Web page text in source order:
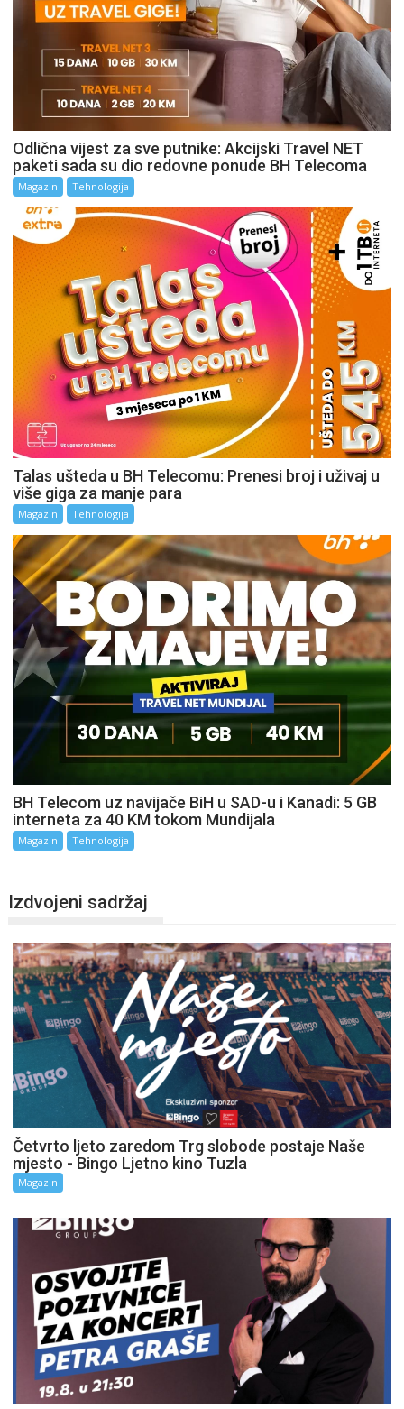
Odlična vijest za sve putnike: Akcijski Travel NET
paketi sada su dio redovne ponude BH Telecoma
Magazin Tehnologija
Talas ušteda u BH Telecomu: Prenesi broj i uživaj u
više giga za manje para
Magazin Tehnologija
BH Telecom uz navijače BiH u SAD-u i Kanadi: 5 GB
interneta za 40 KM tokom Mundijala
Magazin Tehnologija
Izdvojeni sadržaj
Četvrto ljeto zaredom Trg slobode postaje Naše
mjesto - Bingo Ljetno kino Tuzla
Magazin